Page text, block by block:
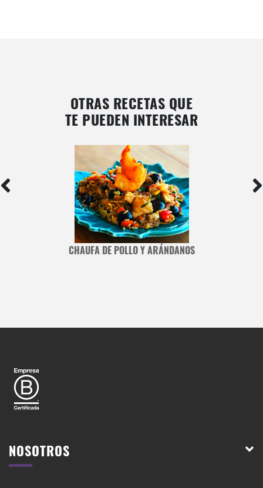
OTRAS RECETAS QUE
TE PUEDEN INTERESAR
CHAUFA DE POLLO Y ARÁNDANOS
NOSOTROS